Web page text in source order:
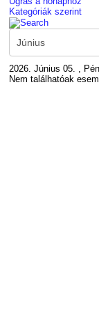
Kategóriák szerint
2026. Június 05. ,
Nem találhatóak